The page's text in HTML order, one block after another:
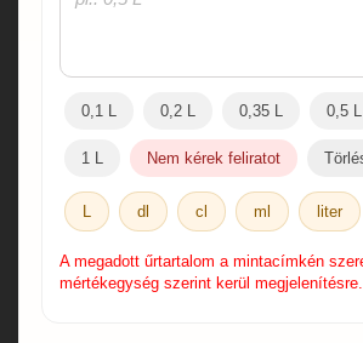
0,1 L 0,2 L 0,35 L 0,5 L
1 L Nem kérek feliratot
L dl cl ml liter
A megadott űrtartalom a mintacímkén
mértékegység szerint kerül megjelenítésre.